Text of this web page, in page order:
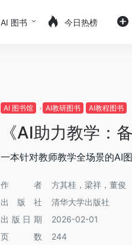
AI 图书 今日热榜
AI 图书馆 AI教研图书 AI教程图书
《AI助力教学：
一本针对教师教学全场景的AI
作者
方其桂，梁祥，董俊
出版社
清华大学出版社
出版日期
2026-02-01
页数
244